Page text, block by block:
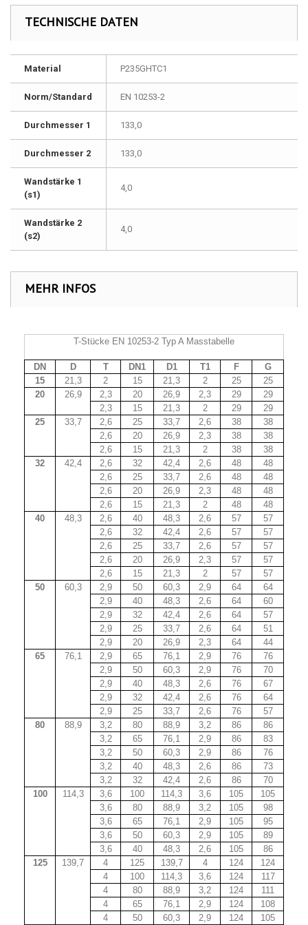
TECHNISCHE DATEN
Material P235GHTC1
Norm/Standard EN 10253-2
Durchmesser 1 133,0
Durchmesser 2 133,0
Wandstärke 1
(s1)
4,0
Wandstärke 2
(s2)
4,0
MEHR INFOS
T-Stücke EN 10253-2 Typ A Masstabelle
DN D T DN1 D1 T1 F
G
15
21,3 2 15 21,3 2 25
25
20
26,9 2,3 20 26,9 2,3 29
29
2,3
15 21,3 2 29
29
25
33,7 2,6 25 33,7 2,6 38
38
2,6
20 26,9 2,3 38
38
2,6
15 21,3 2 38
38
32
42,4 2,6 32 42,4 2,6 48
48
2,6
25 33,7 2,6 48
48
2,6
20 26,9 2,3 48
48
2,6
15 21,3 2 48
48
40
48,3 2,6 40 48,3 2,6 57
57
2,6
32 42,4 2,6 57
57
2,6
25 33,7 2,6 57
57
2,6
20 26,9 2,3 57
57
2,6
15 21,3 2 57
57
50
60,3 2,9 50 60,3 2,9 64
64
2,9
40 48,3 2,6 64
60
2,9
32 42,4 2,6 64
57
2,9
25 33,7 2,6 64
51
2,9
20 26,9 2,3 64
44
65
76,1 2,9 65 76,1 2,9 76
76
2,9
50 60,3 2,9 76
70
2,9
40 48,3 2,6 76
67
2,9
32 42,4 2,6 76
64
2,9
25 33,7 2,6 76
57
80
88,9 3,2 80 88,9 3,2 86
86
3,2
65 76,1 2,9 86
83
3,2
50 60,3 2,9 86
76
3,2
40 48,3 2,6 86
73
3,2
32 42,4 2,6 86
70
100
114,3 3,6 100 114,3 3,6 105
105
3,6
80 88,9 3,2 105
98
3,6
65 76,1 2,9 105
95
3,6
50 60,3 2,9 105
89
3,6
40 48,3 2,6 105
86
125
139,7 4 125 139,7 4 124
124
4
100 114,3 3,6 124
117
4
80 88,9 3,2 124
111
4
65 76,1 2,9 124
108
4
50 60,3 2,9 124
105